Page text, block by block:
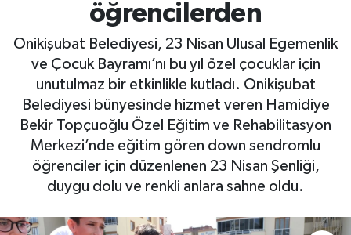
öğrencilerden
Onikişubat Belediyesi, 23 Nisan Ulusal Egemenlik
ve Çocuk Bayramı’nı bu yıl özel çocuklar için
unutulmaz bir etkinlikle kutladı. Onikişubat
Belediyesi bünyesinde hizmet veren Hamidiye
Bekir Topçuoğlu Özel Eğitim ve Rehabilitasyon
Merkezi’nde eğitim gören down sendromlu
öğrenciler için düzenlenen 23 Nisan Şenliği,
duygu dolu ve renkli anlara sahne oldu.
SİYASET
EKONOMİ
GÜNDEM
MAGAZİN
SAĞLIK
EĞİTİM
Süper Lig Puan Durumu ve Fikstür
Tüm Manşetler
Son Dakika Haberleri
Haber Arşivi